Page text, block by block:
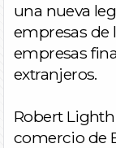
una nueva
empresas de
empresas
extranjeros.
Robert
comercio de